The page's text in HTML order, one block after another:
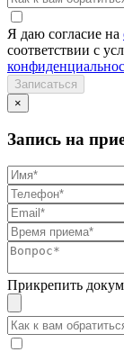
Я даю согласие на
соответствии с
×
Запись на
Прикрепить